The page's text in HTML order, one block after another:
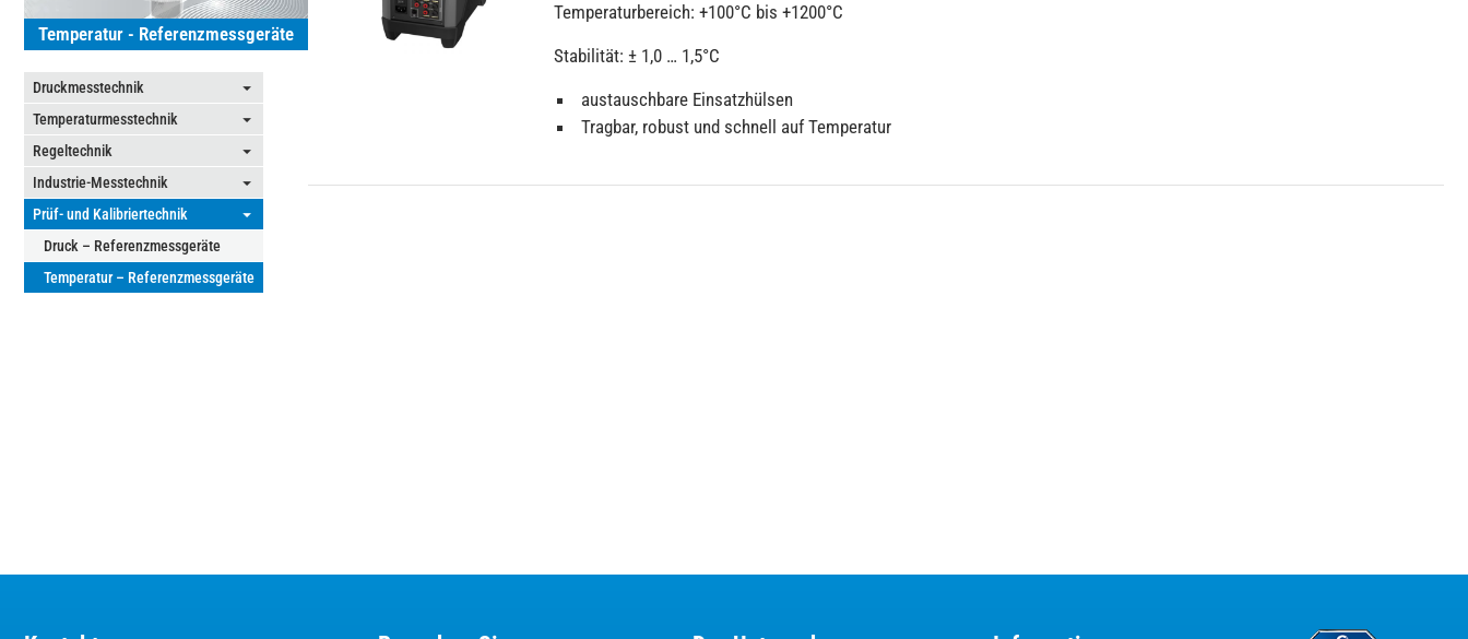
Temperatur - Referenzmessgeräte
Druckmesstechnik
⏷
Temperaturmesstechnik
⏷
Regeltechnik
⏷
Industrie-Messtechnik
⏷
Prüf- und Kalibriertechnik
Druck – Referenzmessgeräte
Temperatur – Referenzmessgeräte
⏷
Temperaturbereich: +100°C bis +1200°C
Stabilität: ± 1,0 … 1,5°C
austauschbare Einsatzhülsen
Tragbar, robust und schnell auf Temperatur